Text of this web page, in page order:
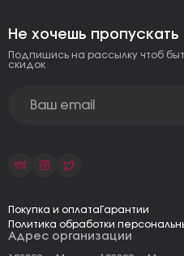
Адрес организации
Не хочешь пропускать
Подпишись на рассылку чтоб
скидок
Покупка и оплата Гарантии
Политика обработки